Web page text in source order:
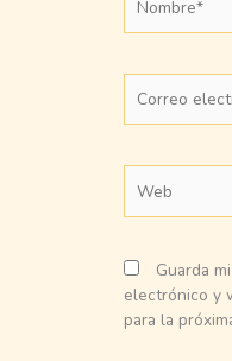
electrónico*
Guarda
electrónico y
para la